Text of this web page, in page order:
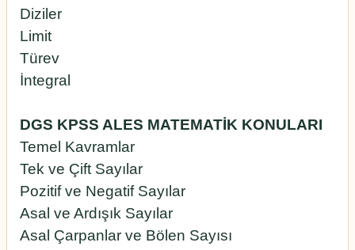
Diziler
Limit
Türev
İntegral
DGS KPSS ALES MATEMATİK KONULARI
Temel Kavramlar
Tek ve Çift Sayılar
Pozitif ve Negatif Sayılar
Asal ve Ardışık Sayılar
Asal Çarpanlar ve Bölen Sayısı